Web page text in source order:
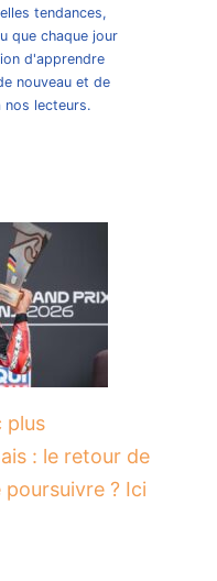
tendances,
que chaque jour
d'apprendre
nouveau et de
nos lecteurs.
plus
: le retour de
? Ici